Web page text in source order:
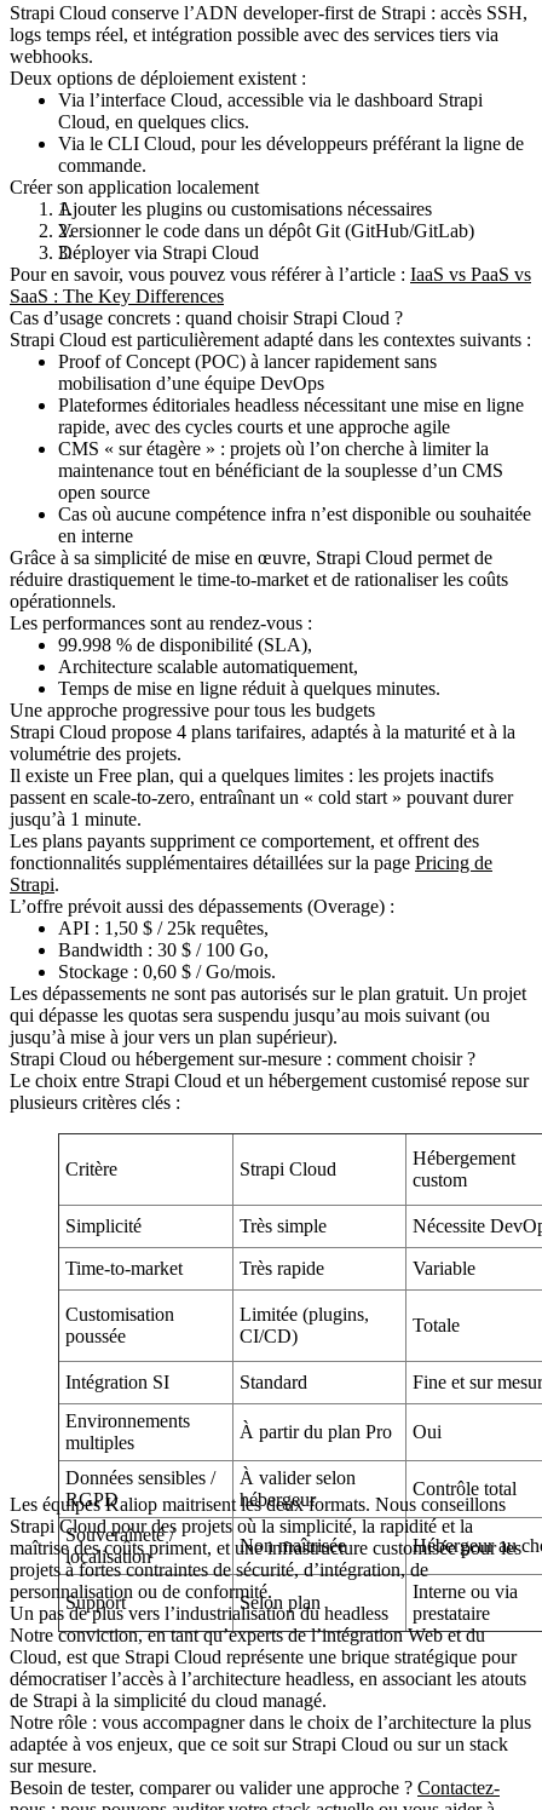
Strapi Cloud conserve l’ADN developer-first de Strapi : accès SSH,
logs temps réel, et intégration possible avec des services tiers via
webhooks.
Deux options de déploiement existent :
Via l’interface Cloud, accessible via le dashboard Strapi
Cloud, en quelques clics.
Via le CLI Cloud, pour les développeurs préférant la ligne de
commande.
Créer son application localement
Ajouter les plugins ou customisations nécessaires
Versionner le code dans un dépôt Git (GitHub/GitLab)
Déployer via Strapi Cloud
Pour en savoir, vous pouvez vous référer à l’article : IaaS vs PaaS vs
SaaS : The Key Differences
Cas d’usage concrets : quand choisir Strapi Cloud ?
Strapi Cloud est particulièrement adapté dans les contextes suivants :
Proof of Concept (POC) à lancer rapidement sans
mobilisation d’une équipe DevOps
Plateformes éditoriales headless nécessitant une mise en ligne
rapide, avec des cycles courts et une approche agile
CMS « sur étagère » : projets où l’on cherche à limiter la
maintenance tout en bénéficiant de la souplesse d’un CMS
open source
Cas où aucune compétence infra n’est disponible ou souhaitée
en interne
Grâce à sa simplicité de mise en œuvre, Strapi Cloud permet de
réduire drastiquement le time-to-market et de rationaliser les coûts
opérationnels.
Les performances sont au rendez-vous :
99.998 % de disponibilité (SLA),
Architecture scalable automatiquement,
Temps de mise en ligne réduit à quelques minutes.
Une approche progressive pour tous les budgets
Strapi Cloud propose 4 plans tarifaires, adaptés à la maturité et à la
volumétrie des projets.
Il existe un Free plan, qui a quelques limites : les projets inactifs
passent en scale-to-zero, entraînant un « cold start » pouvant durer
jusqu’à 1 minute.
Les plans payants suppriment ce comportement, et offrent des
fonctionnalités supplémentaires détaillées sur la page Pricing de
Strapi.
L’offre prévoit aussi des dépassements (Overage) :
API : 1,50 $ / 25k requêtes,
Bandwidth : 30 $ / 100 Go,
Stockage : 0,60 $ / Go/mois.
Les dépassements ne sont pas autorisés sur le plan gratuit. Un projet
qui dépasse les quotas sera suspendu jusqu’au mois suivant (ou
jusqu’à mise à jour vers un plan supérieur).
Strapi Cloud ou hébergement sur-mesure : comment choisir ?
Le choix entre Strapi Cloud et un hébergement customisé repose sur
plusieurs critères clés :
Critère Strapi Cloud
Hébergement
custom
Simplicité Très simple Nécessite
Time-to-market Très rapide Variable
Customisation
poussée
Limitée (plugins,
CI/CD)
Totale
Intégration SI Standard
Fine et sur
Environnements
multiples
À partir du plan Pro Oui
Données sensibles /
RGPD
À valider selon
hébergeur
Contrôle total
Souveraineté /
localisation
Non maîtrisée Hébergeur au
Support Selon plan
Interne ou via
prestataire
Les équipes Kaliop maitrisent les deux formats. Nous conseillons
Strapi Cloud pour des projets où la simplicité, la rapidité et la
maîtrise des coûts priment, et une infrastructure customisée pour les
projets à fortes contraintes de sécurité, d’intégration, de
personnalisation ou de conformité.
Un pas de plus vers l’industrialisation du headless
Notre conviction, en tant qu’experts de l’intégration Web et du
Cloud, est que Strapi Cloud représente une brique stratégique pour
démocratiser l’accès à l’architecture headless, en associant les atouts
de Strapi à la simplicité du cloud managé.
Notre rôle : vous accompagner dans le choix de l’architecture la plus
adaptée à vos enjeux, que ce soit sur Strapi Cloud ou sur un stack
sur mesure.
Besoin de tester, comparer ou valider une approche ? Contactez-